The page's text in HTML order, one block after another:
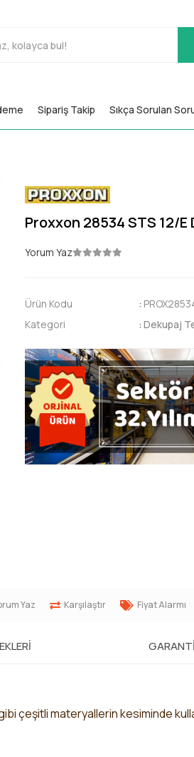
Sipariş Takip Sıkça Sorulan
Proxxon 28534 STS 12/
Yorum Yaz
Ürün Kodu :
Kategori
:Dekupaj
Yaz Karşılaştır Fiyat Alarmı
çeşitli materyallerin kesiminde